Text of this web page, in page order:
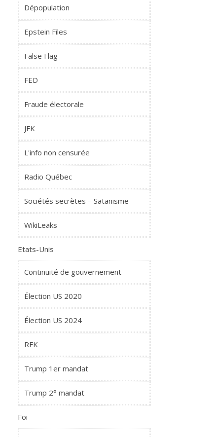
Dépopulation
Epstein Files
False Flag
FED
Fraude électorale
JFK
L'info non censurée
Radio Québec
Sociétés secrètes – Satanisme
WikiLeaks
Etats-Unis
Continuité de gouvernement
Élection US 2020
Élection US 2024
RFK
Trump 1er mandat
Trump 2° mandat
Foi